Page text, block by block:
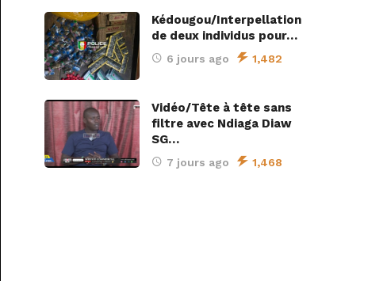
Kédougou/Interpellation
de deux individus pour…
6 jours ago 1,482
Vidéo/Tête à tête sans
filtre avec Ndiaga Diaw
SG…
7 jours ago 1,468